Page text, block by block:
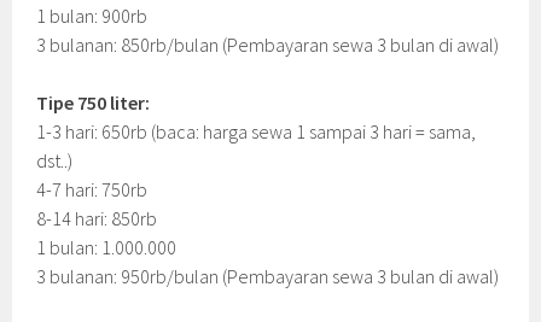
1 bulan: 900rb
3 bulanan: 850rb/bulan (Pembayaran sewa 3 bulan di awal)
Tipe 750 liter:
1-3 hari: 650rb (baca: harga sewa 1 sampai 3 hari = sama,
dst..)
4-7 hari: 750rb
8-14 hari: 850rb
1 bulan: 1.000.000
3 bulanan: 950rb/bulan (Pembayaran sewa 3 bulan di awal)